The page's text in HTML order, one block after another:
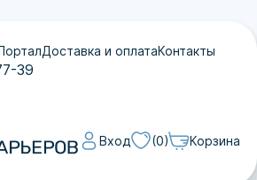
Доставка и оплатаКонтакты
39
Вход (0) Корзина